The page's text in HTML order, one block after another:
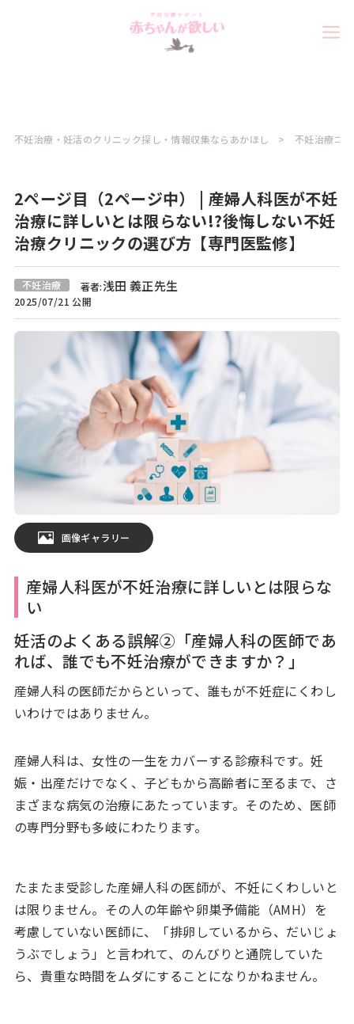
不妊治療・妊活のクリニック探し・情報収集ならあかほし 不妊治療コ
2ページ目（2ページ中） | 産婦人科医が不妊
治療に詳しいとは限らない!?後悔しない不妊
治療クリニックの選び方【専門医監修】
不妊治療 著者:浅田 義正先生
2025/07/21 公開
画像ギャラリー
産婦人科医が不妊治療に詳しいとは限らな
い
妊活のよくある誤解②「産婦人科の医師であ
れば、誰でも不妊治療ができますか？」
産婦人科の医師だからといって、誰もが不妊症にくわし
いわけではありません。
産婦人科は、女性の一生をカバーする診療科です。妊
娠・出産だけでなく、子どもから高齢者に至るまで、さ
まざまな病気の治療にあたっています。そのため、医師
の専門分野も多岐にわたります。
たまたま受診した産婦人科の医師が、不妊にくわしいと
は限りません。その人の年齢や卵巣予備能（AMH）を
考慮していない医師に、「排卵しているから、だいじょ
うぶでしょう」と言われて、のんびりと通院していた
ら、貴重な時間をムダにすることになりかねません。